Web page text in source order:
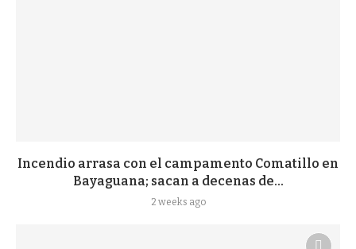
Incendio arrasa con el campamento Comatillo en
Bayaguana; sacan a decenas de...
2 weeks ago